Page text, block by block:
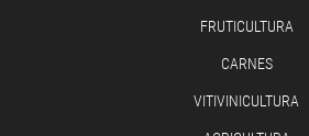
FRUTICULTURA
CARNES
VITIVINICULTURA